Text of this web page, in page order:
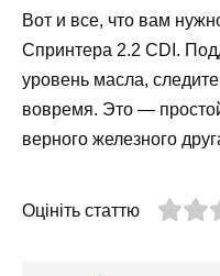
Вот и все, что вам
Спринтера 2.2 CDI.
уровень масла,
вовремя. Это —
верного железного
Оцініть статтю